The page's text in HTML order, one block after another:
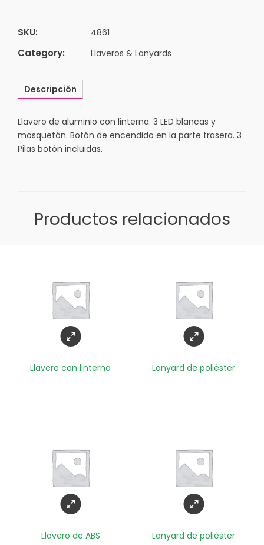
SKU: 4861
Category: Llaveros & Lanyards
Descripción
Llavero de aluminio con linterna. 3 LED blancas y
mosquetón. Botón de encendido en la parte trasera. 3
Pilas botón incluidas.
Productos relacionados
Llavero con linterna Lanyard de poliéster
Llavero de ABS Lanyard de poliéster